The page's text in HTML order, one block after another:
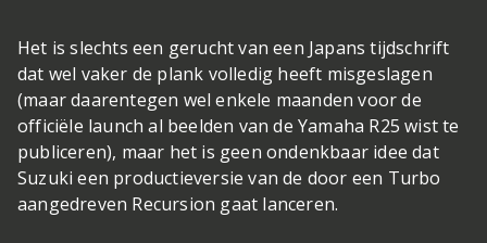
Het is slechts een gerucht van een Japans tijdschrift
dat wel vaker de plank volledig heeft misgeslagen
(maar daarentegen wel enkele maanden voor de
officiële launch al beelden van de Yamaha R25 wist te
publiceren), maar het is geen ondenkbaar idee dat
Suzuki een productieversie van de door een Turbo
aangedreven Recursion gaat lanceren.